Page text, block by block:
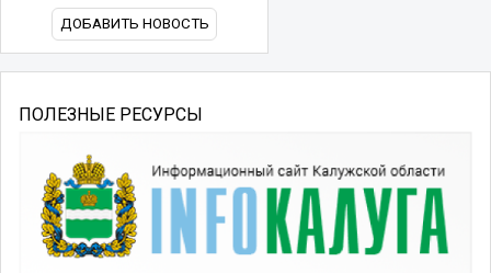
ДОБАВИТЬ НОВОСТЬ
ПОЛЕЗНЫЕ РЕСУРСЫ